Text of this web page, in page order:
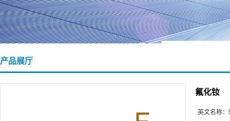
产品展厅
氟化钕
英文名称：